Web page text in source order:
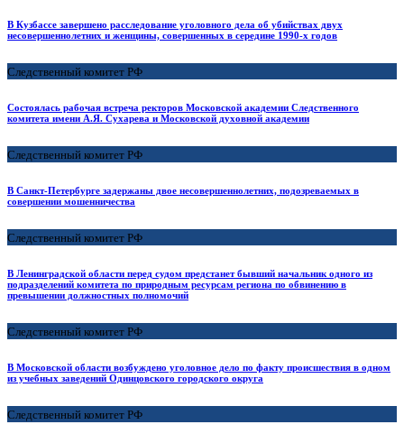
В Кузбассе завершено расследование уголовного дела об убийствах двух
несовершеннолетних и женщины, совершенных в середине 1990-х годов
Следственный комитет РФ
Состоялась рабочая встреча ректоров Московской академии Следственного
комитета имени А.Я. Сухарева и Московской духовной академии
Следственный комитет РФ
В Санкт-Петербурге задержаны двое несовершеннолетних, подозреваемых в
совершении мошенничества
Следственный комитет РФ
В Ленинградской области перед судом предстанет бывший начальник одного из
подразделений комитета по природным ресурсам региона по обвинению в
превышении должностных полномочий
Следственный комитет РФ
В Московской области возбуждено уголовное дело по факту происшествия в одном
из учебных заведений Одинцовского городского округа
Следственный комитет РФ